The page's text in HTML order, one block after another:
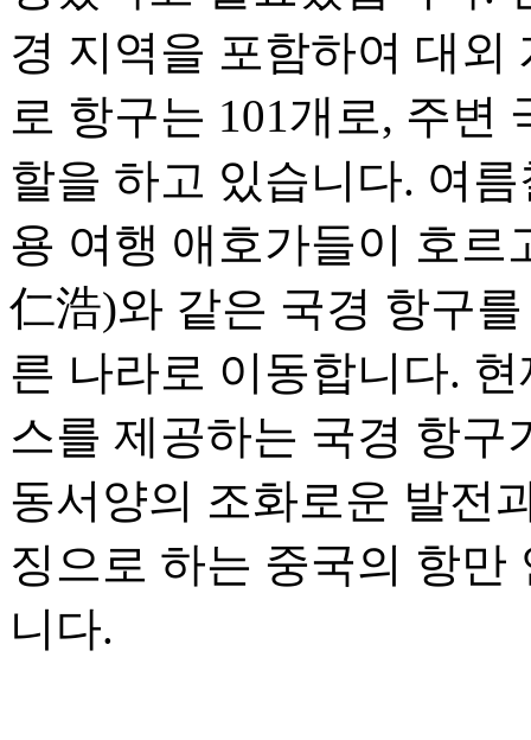
경 지역을 포함하여 대외
로 항구는 101개로, 주변
할을 하고 있습니다. 여
용 여행 애호가들이 호
仁浩)와 같은 국경 항구
른 나라로 이동합니다.
스를 제공하는 국경 항구
동서양의 조화로운 발전
징으로 하는 중국의 항만
니다.